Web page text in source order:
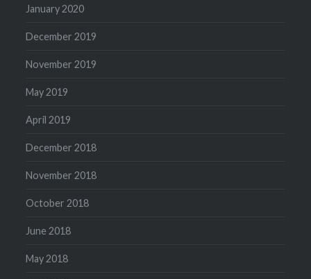
January 2020
December 2019
November 2019
May 2019
April 2019
December 2018
November 2018
October 2018
June 2018
May 2018